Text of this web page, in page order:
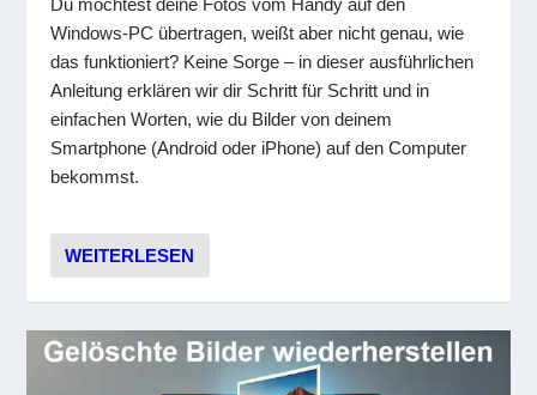
Windows-PC übertragen, weißt aber nicht genau, wie
das funktioniert? Keine Sorge – in dieser ausführlichen
Anleitung erklären wir dir Schritt für Schritt und in
einfachen Worten, wie du Bilder von deinem
Smartphone (Android oder iPhone) auf den Computer
bekommst.
WEITERLESEN